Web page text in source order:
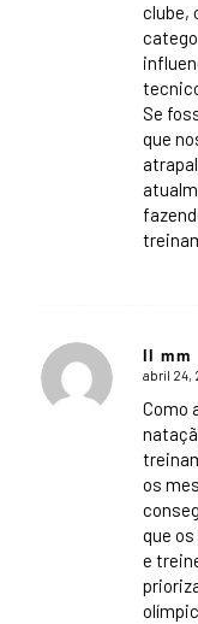
clube,
Se
que
ll mm
says:
abril 24,
Como
os
que
e